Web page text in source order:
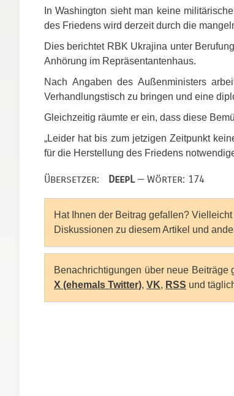
In Washington sieht man keine
des Friedens wird derzeit durch die
Dies berichtet RBK Ukrajina unter
Anhörung im Repräsentantenhaus.
Nach Angaben des Außenministers
Verhandlungstisch zu bringen und eine
Gleichzeitig räumte er ein, dass diese
„Leider hat bis zum jetzigen Zeitpunkt
für die Herstellung des Friedens
Übersetzer: DeepL— Wörter: 174
Hat Ihnen der Beitrag gefallen?
Diskussionen zu diesem Artikel und
Benachrichtigungen über neue Beiträge
X (ehemals Twitter), VK, RSS und